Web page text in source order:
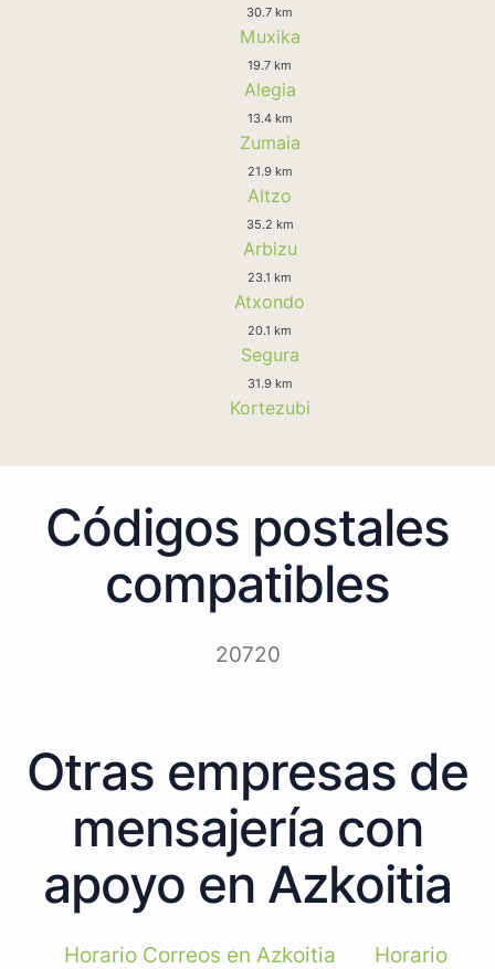
30.7 km
Muxika
19.7 km
Alegia
13.4 km
Zumaia
21.9 km
Altzo
35.2 km
Arbizu
23.1 km
Atxondo
20.1 km
Segura
31.9 km
Kortezubi
Códigos postales
compatibles
20720
Otras empresas de
mensajería con
apoyo en Azkoitia
Horario Correos en Azkoitia Horario